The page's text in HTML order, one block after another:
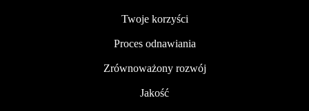
Twoje korzyści
Proces odnawiania
Zrównoważony rozwój
Jakość